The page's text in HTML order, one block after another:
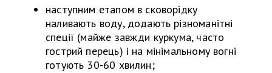
наступним етапом в сковорідку
наливають воду, додають різноманітні
спеції (майже завжди куркума, часто
гострий перець) і на мінімальному вогні
готують 30-60 хвилин;